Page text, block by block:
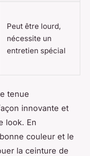
Peut être lourd,
nécessite un
entretien spécial
tenue
innovante et
look. En
couleur et le
la ceinture de